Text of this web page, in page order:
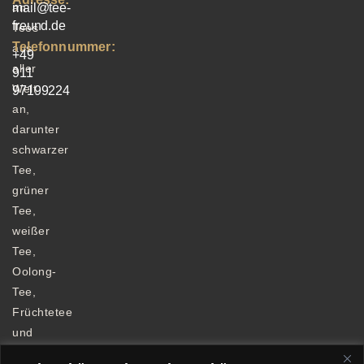
an
Tees
aus
aller
Welt
an,
darunter
schwarzer
Tee,
grüner
Tee,
weißer
Tee,
Oolong-
Tee,
Früchtetee
und
mail@tee-
freund.de
Telefonnummer:
+49
911
97199224